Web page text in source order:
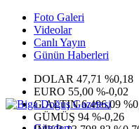
Foto Galeri
Videolar
Canlı Yayın
Günün Haberleri
DOLAR 47,71 %0,18
EURO 55,00 %-0,02
G.ALTIN6.496,09
GÜMÜŞ 94 %-0,26